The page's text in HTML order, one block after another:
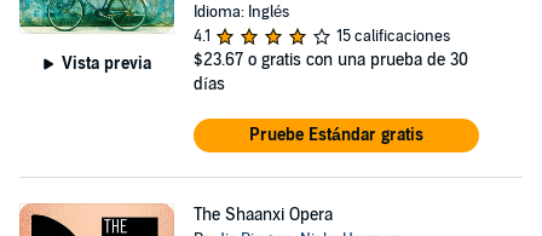
Vista previa
Idioma: Inglés
4.1
15 calificaciones
$23.67 o gratis con una prueba de 30
días
Pruebe Estándar gratis
The Shaanxi Opera